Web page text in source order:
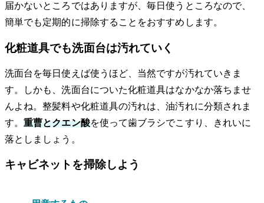
届かないところではありますが、毎日使うところなので、
簡単でも定期的に掃除することをおすすめします。
化粧道具でも洗面台は汚れていく
洗面台を毎日使えば使うほど、当然ですが汚れていきま
す。しかも、洗面台についた化粧道具はなかなか落ちませ
んよね。整髪料や化粧道具の汚れは、油汚れに分類されま
す。重曹とクエン酸を使って歯ブラシでこすり、きれいに
落としましょう。
キャビネットを掃除しよう